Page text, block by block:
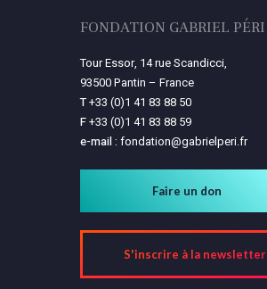
FONDATION GABRIEL PÉRI
Tour Essor, 14 rue Scandicci,
93500 Pantin – France
T+33 (0)1 41 83 88 50
F+33 (0)1 41 83 88 59
e-mail : fondation@gabrielperi.fr
Faire un don
S'inscrire à la newsletter